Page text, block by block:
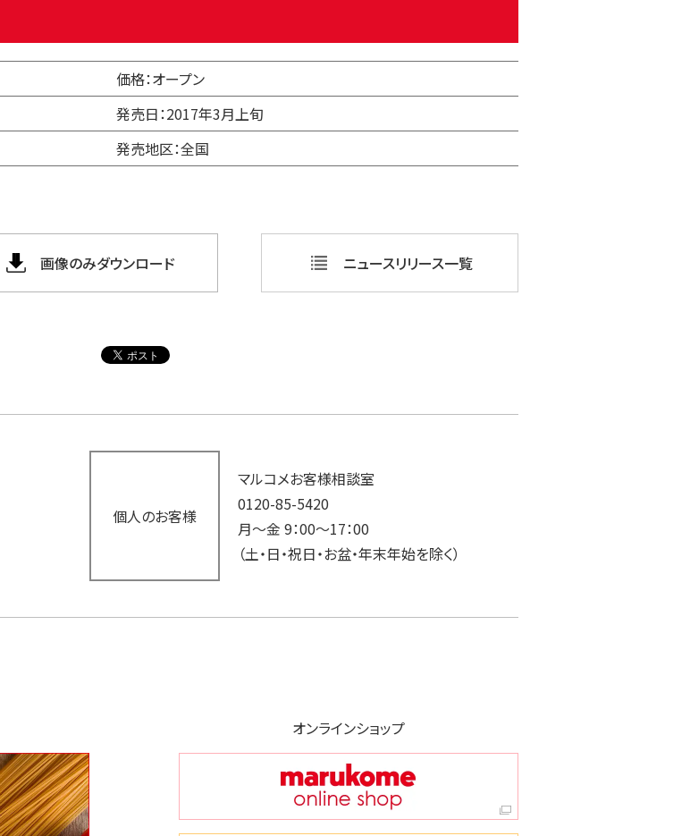
価格：オープン
発売日：2017年3月上旬
発売地区：全国
画像のみダウンロード ニュースリリース一覧
個人のお客様
マルコメお客様相談室
0120-85-5420
月～金 9：00～17：00
（土・日・祝日・お盆・年末年始を除く）
オンラインショップ